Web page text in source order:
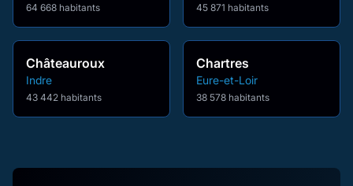
64 668 habitants 45 871 habitants
Châteauroux
Indre
43 442 habitants
Chartres
Eure-et-Loir
38 578 habitants